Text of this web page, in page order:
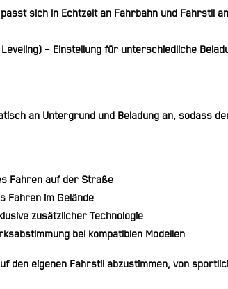
passt sich in Echtzeit an Fahrbahn und Fahrstil
– Einstellung für unterschiedliche
an Untergrund und Beladung an, sodass
Fahren auf der Straße
im Gelände
zusätzlicher Technologie
bei kompatiblen Modellen
den eigenen Fahrstil abzustimmen, von